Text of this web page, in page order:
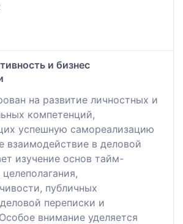
и бизнес
на развитие личностных и
компетенций,
успешную самореализацию
взаимодействие в деловой
изучение основ тайм-
публичных
переписки и
внимание уделяется